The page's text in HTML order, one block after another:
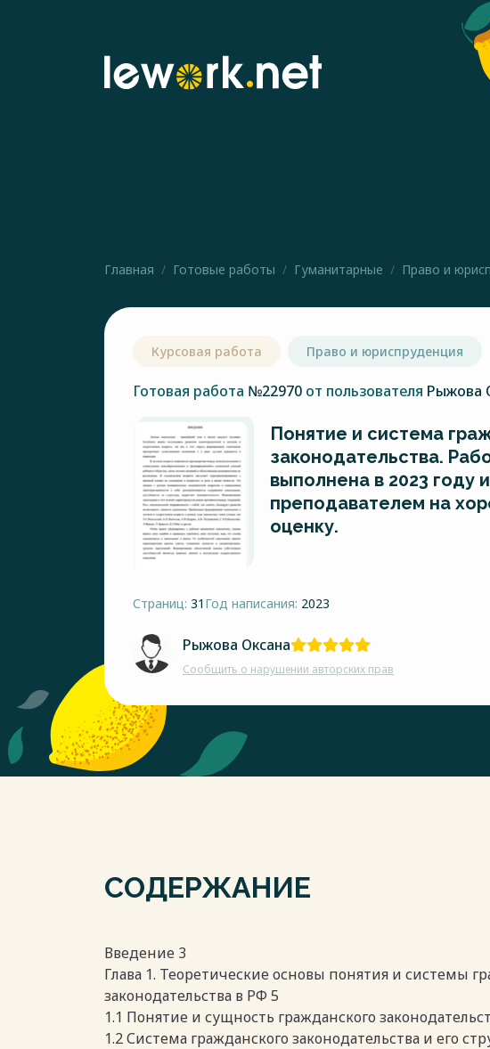
Главная Готовые работы Гуманитарные Право и
Курсовая работа Право и юриспруденция
Готовая работа №22970 от пользователя Рыжова
Понятие и система
законодательства.
выполнена в 2023 году
преподавателем на
оценку.
Страниц: 31 Год написания: 2023
Рыжова Оксана
Сообщить о нарушении авторских прав
СОДЕРЖАНИЕ
Введение 3
Глава 1. Теоретические основы понятия и системы
законодательства в РФ 5
1.1 Понятие и сущность гражданского
1.2 Система гражданского законодательства и его